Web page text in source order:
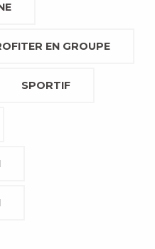
EN GROUPE
SPORTIF